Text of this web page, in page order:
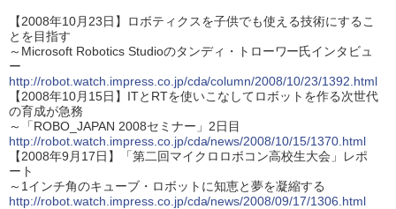
【2008年10月23日】ロボティクスを子供でも使える技術にするこ
とを目指す
～Microsoft Robotics Studioのタンディ・トローワー氏インタビュ
ー
http://robot.watch.impress.co.jp/cda/column/2008/10/23/1392.html
【2008年10月15日】ITとRTを使いこなしてロボットを作る次世代
の育成が急務
～「ROBO_JAPAN 2008セミナー」2日目
http://robot.watch.impress.co.jp/cda/news/2008/10/15/1370.html
【2008年9月17日】「第二回マイクロロボコン高校生大会」レポ
ート
～1インチ角のキューブ・ロボットに知恵と夢を凝縮する
http://robot.watch.impress.co.jp/cda/news/2008/09/17/1306.html